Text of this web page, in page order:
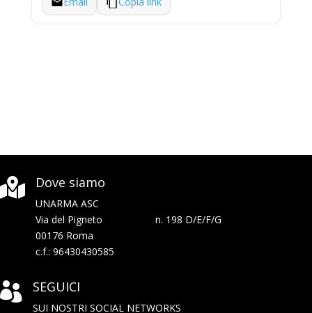
 Dove siamo
UNARMA ASC
Via del Pigneto n. 198 D/E/F/G
00176 Roma
c.f.: 96430430585
 SEGUICI
SUI NOSTRI SOCIAL NETWORKS